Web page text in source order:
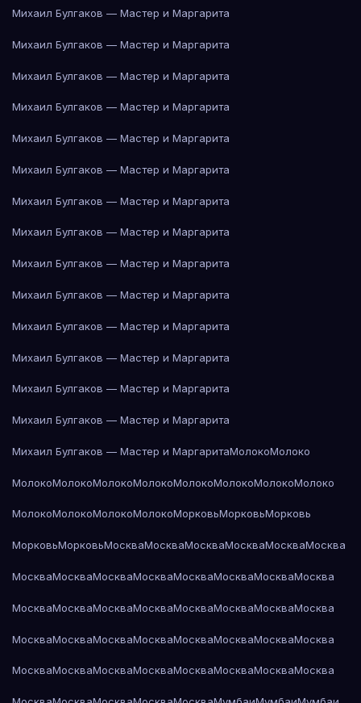
Михаил Булгаков — Мастер и Маргарита
Михаил Булгаков — Мастер и Маргарита
Михаил Булгаков — Мастер и Маргарита
Михаил Булгаков — Мастер и Маргарита
Михаил Булгаков — Мастер и Маргарита
Михаил Булгаков — Мастер и Маргарита
Михаил Булгаков — Мастер и Маргарита
Михаил Булгаков — Мастер и Маргарита
Михаил Булгаков — Мастер и Маргарита
Михаил Булгаков — Мастер и Маргарита
Михаил Булгаков — Мастер и Маргарита
Михаил Булгаков — Мастер и Маргарита
Михаил Булгаков — Мастер и Маргарита
Михаил Булгаков — Мастер и Маргарита
Михаил Булгаков — Мастер и МаргаритаМолокоМолоко
МолокоМолокоМолокоМолокоМолокоМолокоМолокоМолоко
МолокоМолокоМолокоМолокоМорковьМорковьМорковь
МорковьМорковьМоскваМоскваМоскваМоскваМоскваМосква
МоскваМоскваМоскваМоскваМоскваМоскваМоскваМосква
МоскваМоскваМоскваМоскваМоскваМоскваМоскваМосква
МоскваМоскваМоскваМоскваМоскваМоскваМоскваМосква
МоскваМоскваМоскваМоскваМоскваМоскваМоскваМосква